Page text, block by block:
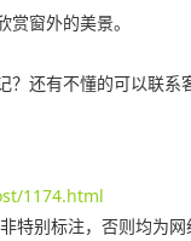
窗外的美景。
？还有不懂的可以联
1174.html
特别标注，否则均为网